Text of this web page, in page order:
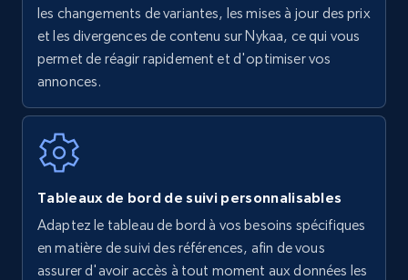
URL, Product name, Product rating, Product
rating object, Product rating max, Rating,
Author name, Asin, and more.
Walmart - products
URL, Final price, Sku, Currency, Gtin,
Specifications, Image urls, Top reviews, and
more.
les changements de variantes, les mises à jour des prix
et les divergences de contenu sur Nykaa, ce qui vous
permet de réagir rapidement et d'optimiser vos
annonces.
Tableaux de bord de suivi personnalisables
Adaptez le tableau de bord à vos besoins spécifiques
en matière de suivi des références, afin de vous
assurer d'avoir accès à tout moment aux données les